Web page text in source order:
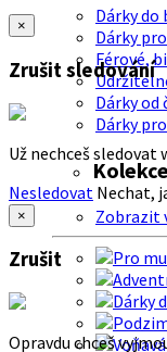
Dárky do
Dárky
Férové,
Dárky od
Dárky
Zobrazit
×
Zrušit sledování
Už nechceš sledovat
Nesledovat Nechat,
×
Zrušit
Opravdu chceš